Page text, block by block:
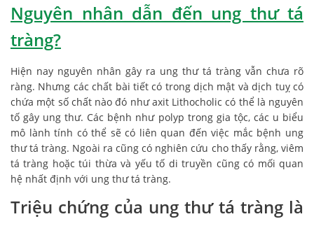
Nguyên nhân dẫn đến ung thư tá
tràng?
Hiện nay nguyên nhân gây ra ung thư tá tràng vẫn chưa rõ
ràng. Nhưng các chất bài tiết có trong dịch mật và dịch tuỵ có
chứa một số chất nào đó như axit Lithocholic có thể là nguyên
tố gây ung thư. Các bệnh như polyp trong gia tộc, các u biểu
mô lành tính có thể sẽ có liên quan đến việc mắc bệnh ung
thư tá tràng. Ngoài ra cũng có nghiên cứu cho thấy rằng, viêm
tá tràng hoặc túi thừa và yếu tố di truyền cũng có mối quan
hệ nhất định với ung thư tá tràng.
Triệu chứng của ung thư tá tràng là